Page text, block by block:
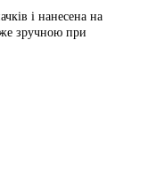
і нанесена на
зручною при